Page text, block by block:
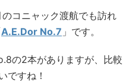
コニャック渡航でも訪れ
A.E.Dor No.7 」です。
の2本がありますが、比較
ですね！